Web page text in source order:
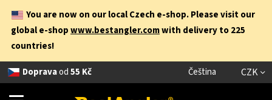
You are now on our local Czech e-shop. Please visit our
global e-shopwww.bestangler.comwith delivery to 225
countries!
Dopravaod55 Kč Čeština CZK